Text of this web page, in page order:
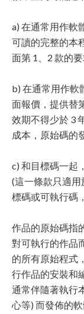
a) 在通常用作軟
可讀的完整的本
面第 1、2 款的
b) 在通常用作軟
面報價，提供替
效期不得少於 3
成本，原始碼的
c) 和目標碼一起
(這一條款只適
標碼或可執行碼
作品的原始碼指
對可執行的作品
的所有原始程式
行作品的安裝和
通常伴隨著執行
心等) 而發佈的